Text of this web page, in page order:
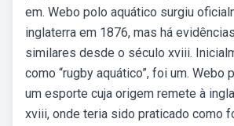
em. Webo polo aquático surgiu
inglaterra em 1876, mas há
similares desde o século xviii.
como “rugby aquático”, foi um. Webo
um esporte cuja origem remete à
xviii, onde teria sido praticado como